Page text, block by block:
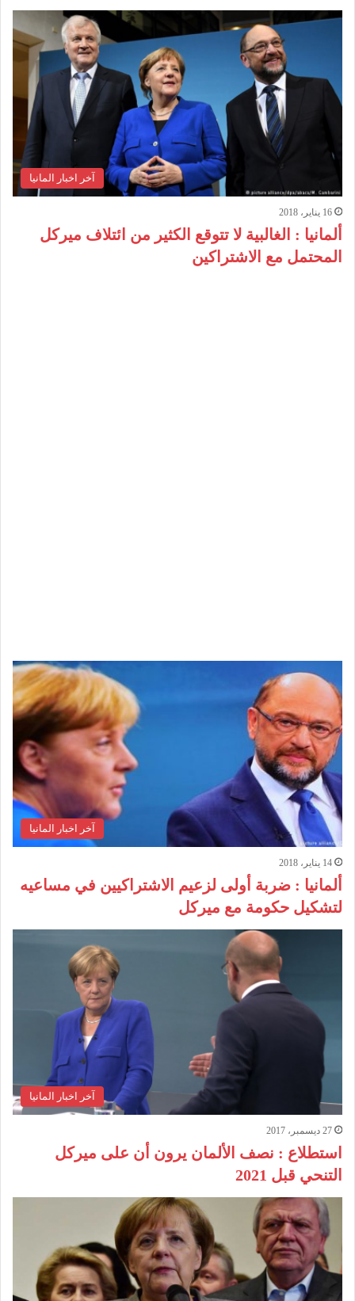
آخر اخبار المانيا
16 يناير، 2018
ألمانيا : الغالبية لا تتوقع الكثير من ائتلاف ميركل
المحتمل مع الاشتراكين
آخر اخبار المانيا
14 يناير، 2018
ألمانيا : ضربة أولى لزعيم الاشتراكيين في مساعيه
لتشكيل حكومة مع ميركل
آخر اخبار المانيا
27 ديسمبر، 2017
استطلاع : نصف الألمان يرون أن على ميركل
التنحي قبل 2021